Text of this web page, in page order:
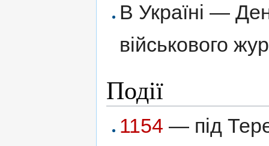
В Україні —
військового
Події
1154 — під